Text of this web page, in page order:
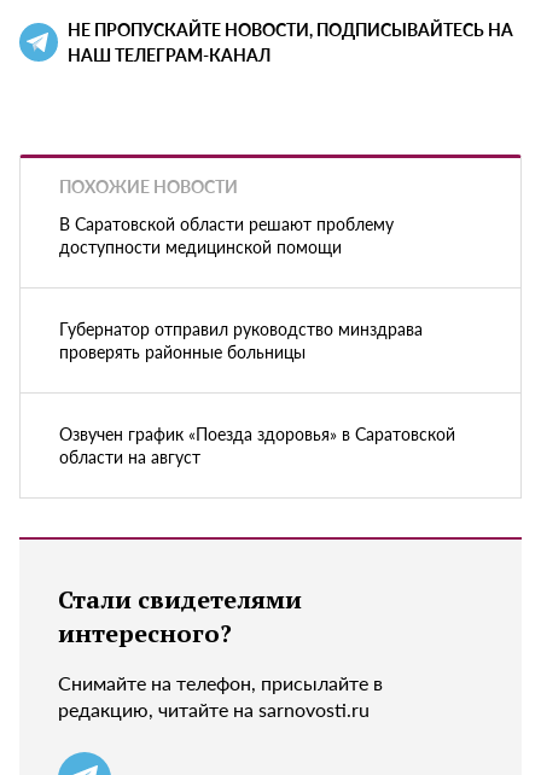
НЕ ПРОПУСКАЙТЕ НОВОСТИ, ПОДПИСЫВАЙТЕСЬ НА
НАШ ТЕЛЕГРАМ-КАНАЛ
ПОХОЖИЕ НОВОСТИ
В Саратовской области решают проблему
доступности медицинской помощи
Губернатор отправил руководство минздрава
проверять районные больницы
Озвучен график «Поезда здоровья» в Саратовской
области на август
Стали свидетелями
интересного?
Снимайте на телефон, присылайте в
редакцию, читайте на sarnovosti.ru